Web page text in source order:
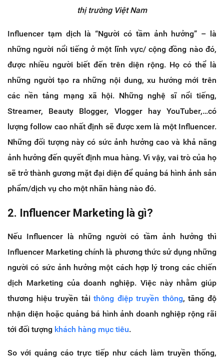
thị trường Việt Nam
Influencer tạm dịch là “Người có tầm ảnh hưởng” – là
những người nổi tiếng ở một lĩnh vực/ cộng đồng nào đó,
được nhiều người biết đến trên diện rộng. Họ có thể là
những người tạo ra những nội dung, xu hướng mới trên
các nền tảng mạng xã hội. Những nghệ sĩ nổi tiếng,
Streamer, Beauty Blogger, Vlogger hay YouTuber,…có
lượng follow cao nhất định sẽ được xem là một Influencer.
Những đối tượng này có sức ảnh hưởng cao và khả năng
ảnh hưởng đến quyết định mua hàng. Vì vậy, vai trò của họ
sẽ trở thành gương mặt đại diện để quảng bá hình ảnh sản
phẩm/dịch vụ cho một nhãn hàng nào đó.
2. Influencer Marketing là gì?
Nếu Influencer là những người có tầm ảnh hưởng thì
Influencer Marketing chính là phương thức sử dụng những
người có sức ảnh hưởng một cách hợp lý trong các chiến
dịch Marketing của doanh nghiệp. Việc này nhằm giúp
thương hiệu truyền tảithông điệp truyền thông, tăng độ
nhận diện hoặc quảng bá hình ảnh doanh nghiệp rộng rãi
tới đối tượng khách hàng mục tiêu.
So với quảng cáo trực tiếp như cách làm truyền thống,